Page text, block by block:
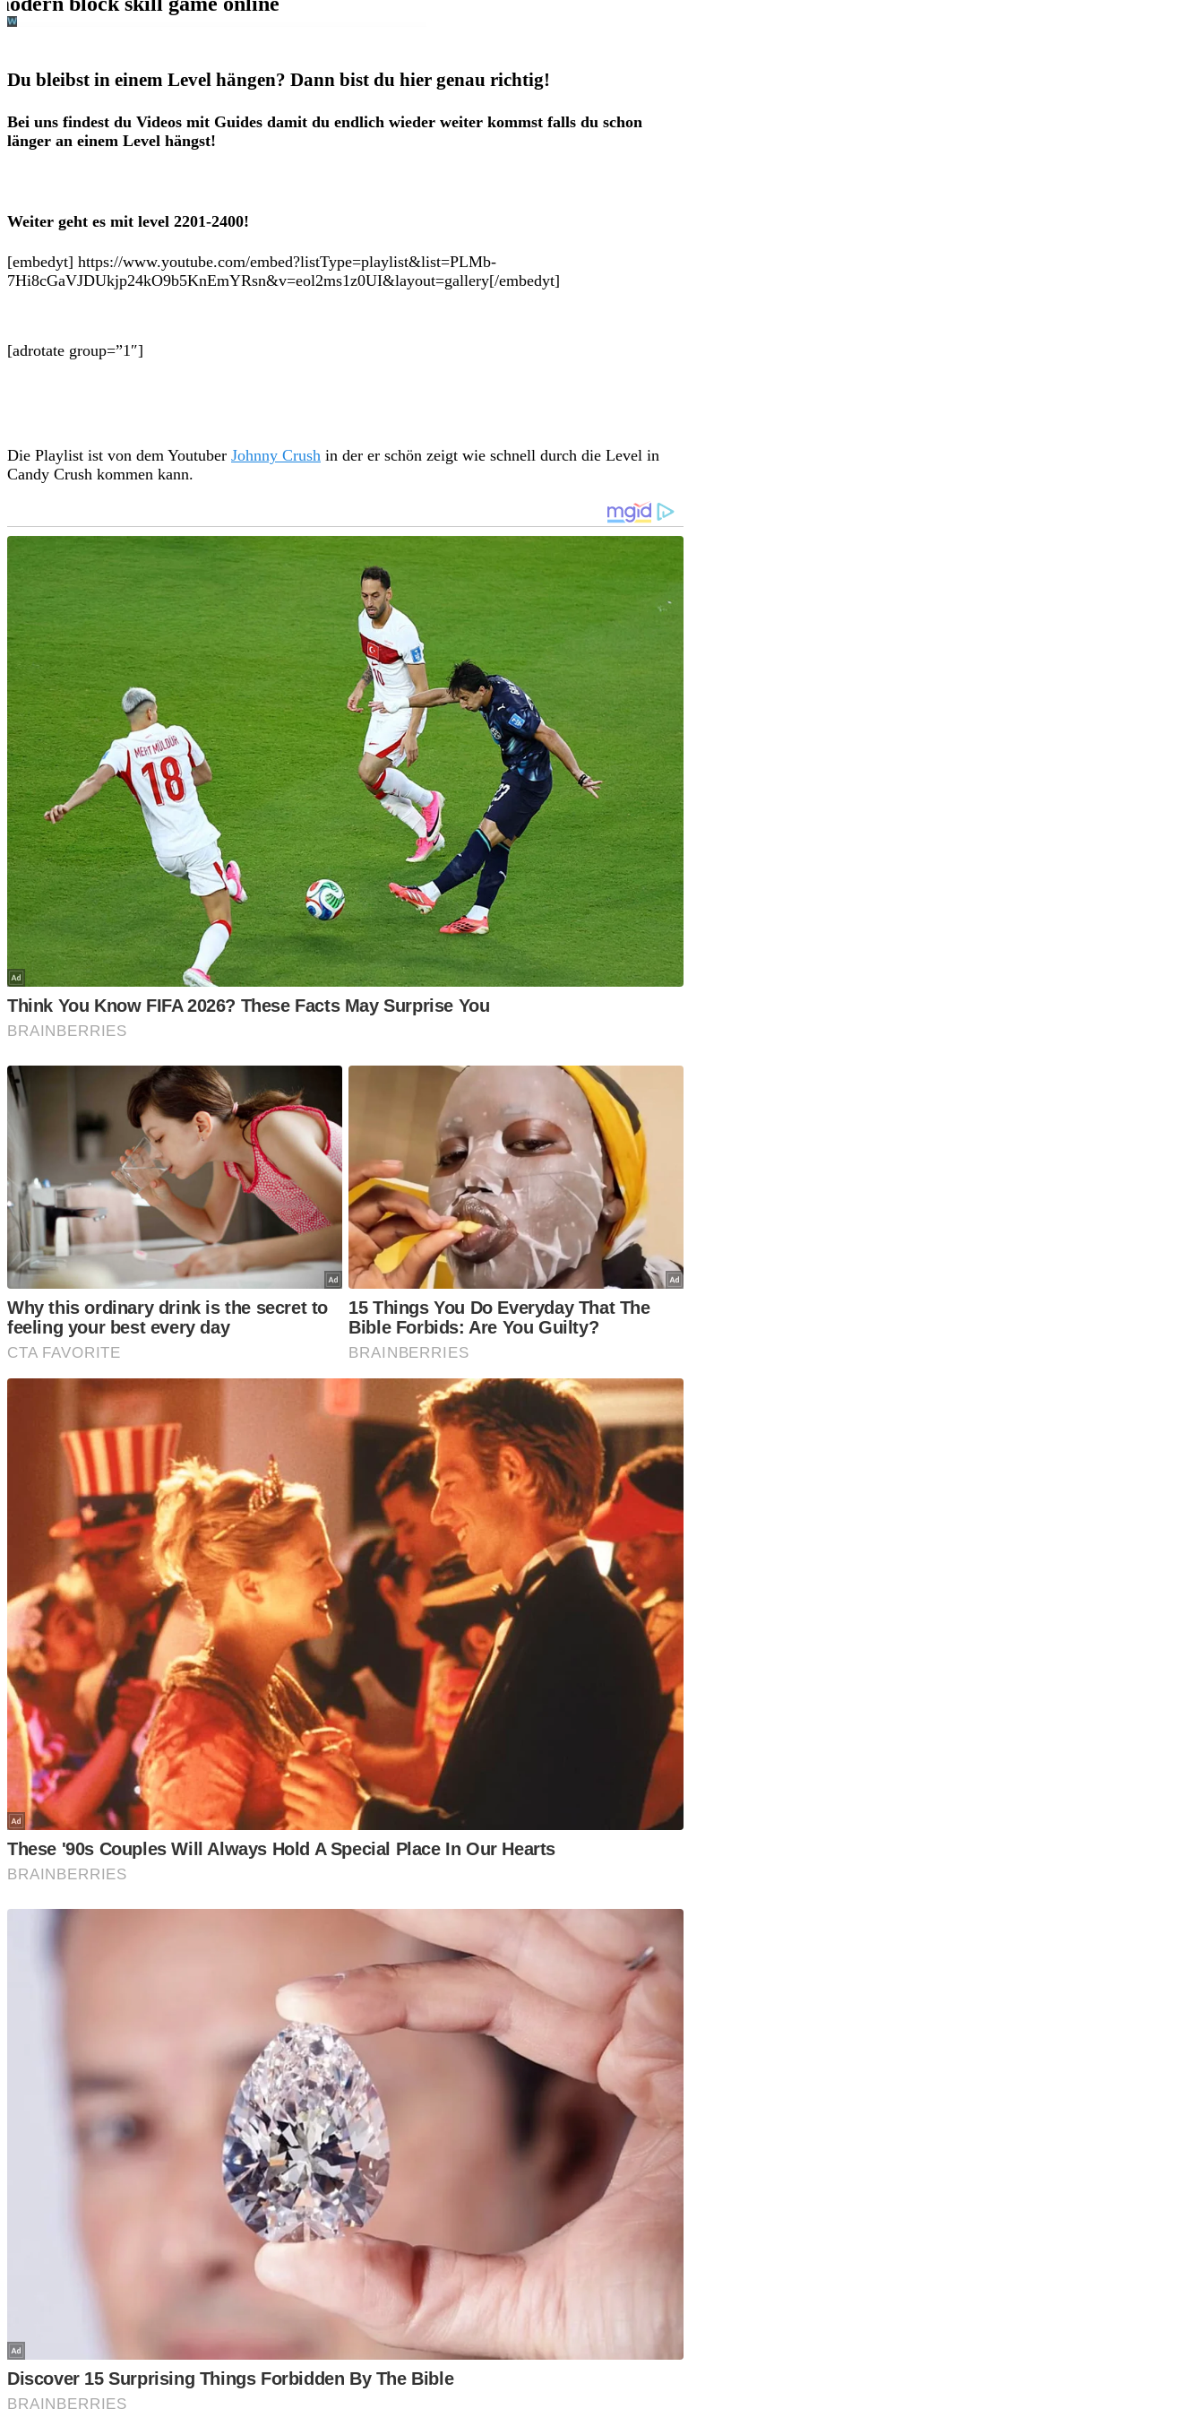
Du bleibst in einem Level hängen? Dann bist du hier genau richtig!
Bei uns findest du Videos mit Guides damit du endlich wieder weiter kommst falls du schon
länger an einem Level hängst!
Weiter geht es mit level 2201-2400!
[embedyt] https://www.youtube.com/embed?listType=playlist&list=PLMb-
7Hi8cGaVJDUkjp24kO9b5KnEmYRsn&v=eol2ms1z0UI&layout=gallery[/embedyt]
[adrotate group=”1″]
Die Playlist ist von dem Youtuber Johnny Crush in der er schön zeigt wie schnell durch die Level in
Candy Crush kommen kann.